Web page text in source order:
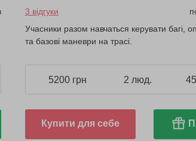
3 відгуки
Учасники разом навчаться керувати багі,
та базові маневри на трасі.
5200 грн 2 люд.
Купити для себе